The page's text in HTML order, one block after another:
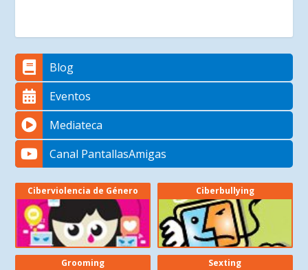
Blog
Eventos
Mediateca
Canal PantallasAmigas
Ciberviolencia de Género Ciberbullying
Grooming Sexting